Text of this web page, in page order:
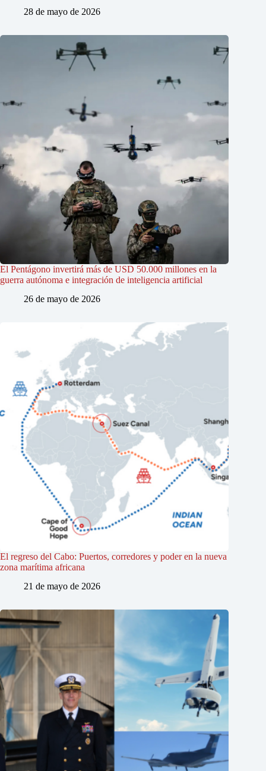
28 de mayo de 2026
El Pentágono invertirá más de USD 50.000 millones en la
guerra autónoma e integración de inteligencia artificial
26 de mayo de 2026
El regreso del Cabo: Puertos, corredores y poder en la nueva
zona marítima africana
21 de mayo de 2026